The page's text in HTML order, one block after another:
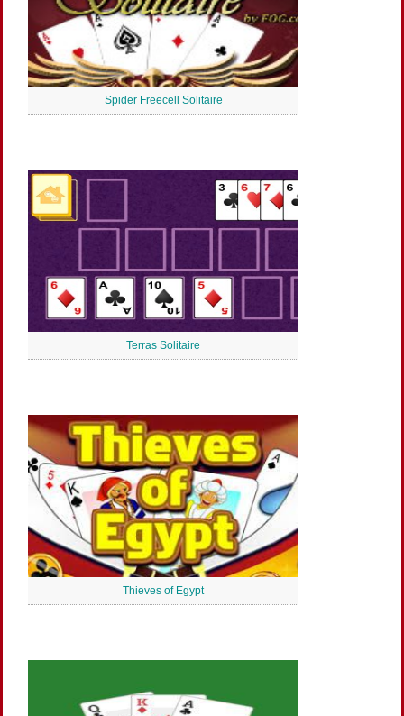
Spider Freecell Solitaire
Terras Solitaire
Thieves of Egypt